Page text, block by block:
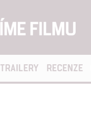
TRAILERY RECENZE